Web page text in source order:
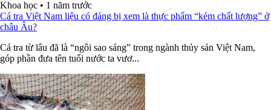
Khoa học • 1 năm trước
Cá tra Việt Nam liệu có đáng bị xem là thực phẩm “kém chất lượng” ở
châu Âu?
Cá tra từ lâu đã là “ngôi sao sáng” trong ngành thủy sản Việt Nam,
góp phần đưa tên tuổi nước ta vươ...